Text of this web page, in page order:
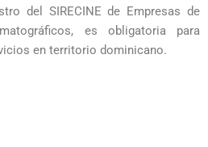
del SIRECINE de Empresas de
es obligatoria para
en territorio dominicano.